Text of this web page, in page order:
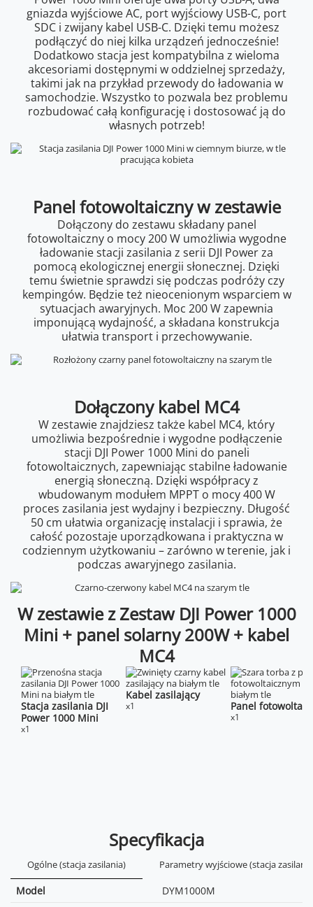
gniazda wyjściowe AC, port wyjściowy USB-C, port
SDC i zwijany kabel USB-C. Dzięki temu możesz
podłączyć do niej kilka urządzeń jednocześnie!
Dodatkowo stacja jest kompatybilna z wieloma
akcesoriami dostępnymi w oddzielnej sprzedaży,
takimi jak na przykład przewody do ładowania w
samochodzie. Wszystko to pozwala bez problemu
rozbudować całą konfigurację i dostosować ją do
własnych potrzeb!
Panel fotowoltaiczny w zestawie
Dołączony do zestawu składany panel
fotowoltaiczny o mocy 200 W umożliwia wygodne
ładowanie stacji zasilania z serii DJI Power za
pomocą ekologicznej energii słonecznej. Dzięki
temu świetnie sprawdzi się podczas podróży czy
kempingów. Będzie też nieocenionym wsparciem w
sytuacjach awaryjnych. Moc 200 W zapewnia
imponującą wydajność, a składana konstrukcja
ułatwia transport i przechowywanie.
Dołączony kabel MC4
W zestawie znajdziesz także kabel MC4, który
umożliwia bezpośrednie i wygodne podłączenie
stacji DJI Power 1000 Mini do paneli
fotowoltaicznych, zapewniając stabilne ładowanie
energią słoneczną. Dzięki współpracy z
wbudowanym modułem MPPT o mocy 400 W
proces zasilania jest wydajny i bezpieczny. Długość
50 cm ułatwia organizację instalacji i sprawia, że
całość pozostaje uporządkowana i praktyczna w
codziennym użytkowaniu – zarówno w terenie, jak i
podczas awaryjnego zasilania.
W zestawie z Zestaw DJI Power 1000
Mini + panel solarny 200W + kabel
MC4
Stacja zasilania DJI
Power 1000 Mini
x1
Kabel zasilający
x1 Panel
x1
Specyfikacja
Ogólne (stacja zasilania) Parametry wyjściowe (stacja
Model
DYM1000M